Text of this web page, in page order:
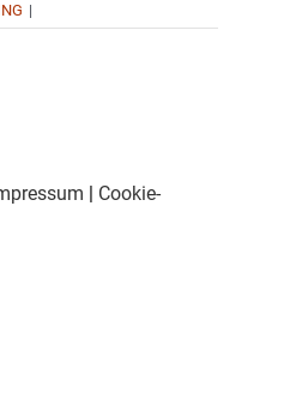
|
Cookie-